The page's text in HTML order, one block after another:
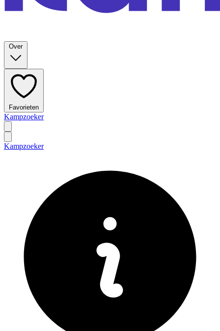
Over
Favorieten
Kampzoeker
Kampzoeker